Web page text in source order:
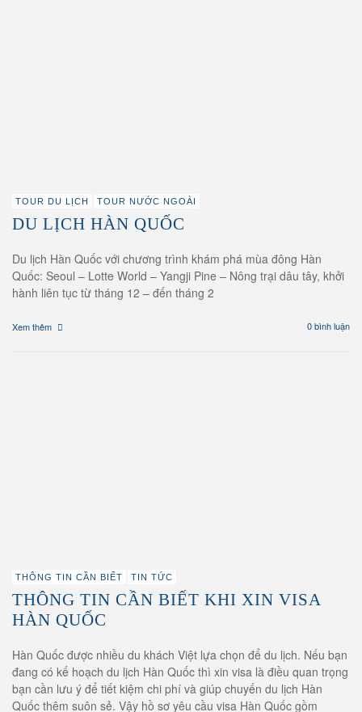
TOUR DU LỊCH TOUR NƯỚC NGOÀI
DU LỊCH HÀN QUỐC
Du lịch Hàn Quốc với chương trình khám phá mùa đông Hàn
Quốc: Seoul – Lotte World – Yangji Pine – Nông trại dâu tây, khởi
hành liên tục từ tháng 12 – đến tháng 2
Xem thêm 0 bình luận
THÔNG TIN CẦN BIẾT TIN TỨC
THÔNG TIN CẦN BIẾT KHI XIN VISA
HÀN QUỐC
Hàn Quốc được nhiều du khách Việt lựa chọn để du lịch. Nếu bạn
đang có kế hoạch du lịch Hàn Quốc thì xin visa là điều quan trọng
bạn cần lưu ý để tiết kiệm chi phí và giúp chuyến du lịch Hàn
Quốc thêm suôn sẻ. Vậy hồ sơ yêu cầu visa Hàn Quốc gồm